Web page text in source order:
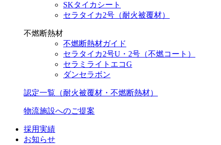
SKタイカシート
セラタイカ2号（耐火被覆材）
不燃断熱材
不燃断熱材ガイド
セラタイカ2号U・2号（不燃コート）
セラミライトエコG
ダンセラボン
認定一覧（耐火被覆材・不燃断熱材）
物流施設へのご提案
採用実績
お知らせ